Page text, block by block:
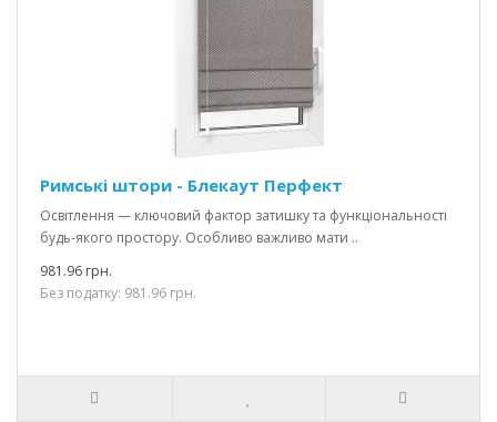
Римські штори - Блекаут Перфект
Освітлення — ключовий фактор затишку та функціональності
будь-якого простору. Особливо важливо мати ..
981.96 грн.
Без податку: 981.96 грн.